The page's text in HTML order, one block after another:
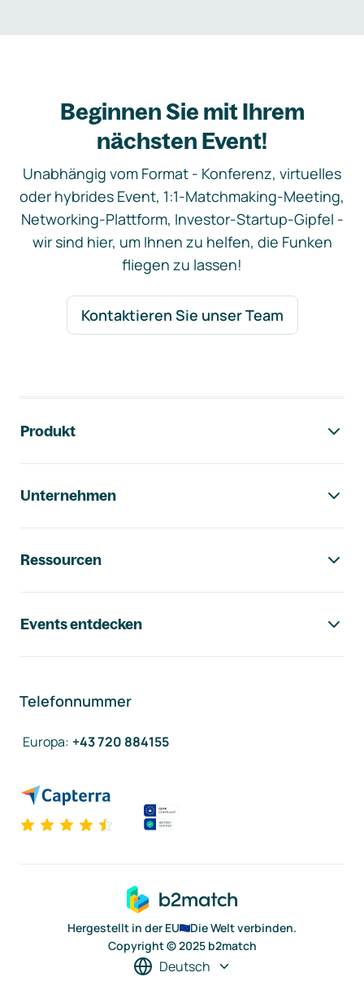
Beginnen Sie mit Ihrem
nächsten Event!
Unabhängig vom Format - Konferenz, virtuelles
oder hybrides Event, 1:1-Matchmaking-Meeting,
Networking-Plattform, Investor-Startup-Gipfel -
wir sind hier, um Ihnen zu helfen, die Funken
fliegen zu lassen!
Kontaktieren Sie unser Team
Produkt
Unternehmen
Ressourcen
Events entdecken
Telefonnummer
Europa: +43 720 884155
Hergestellt in der EU
Die Welt verbinden.
Copyright © 2025 b2match
Deutsch